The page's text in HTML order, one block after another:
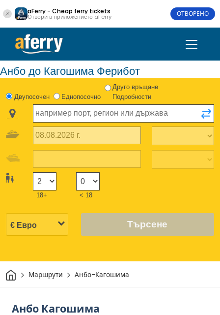
aFerry - Cheap ferry tickets
Отвори в приложението aFerry ОТВОРЕНО
Анбо до Кагошима Ферибот
Двупосочен Еднопосочно
Друго връщане
Подробности
18+ < 18
Търсене
Начало
Маршрути Анбо-Кагошима
Анбо Кагошима